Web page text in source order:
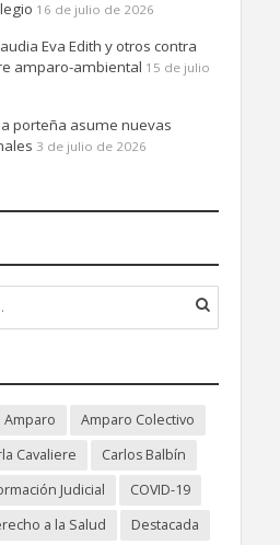
16 de julio de 2026
Eva Edith y otros contra
amparo-ambiental 15 de julio
porteña asume nuevas
3 de julio de 2026
Amparo
Amparo Colectivo
Cavaliere
Carlos Balbín
Judicial
COVID-19
a la Salud
Destacada